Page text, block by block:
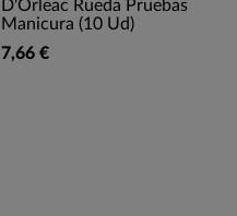
D'Orleac Rueda Pruebas
Manicura (10 Ud)
7,66 €